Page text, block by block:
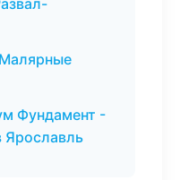
Фундамент -
Ярославль